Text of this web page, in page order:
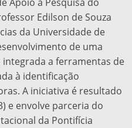
Apoio à Pesquisa do
Edilson de Souza
da Universidade de
de uma
a ferramentas de
à identificação
A iniciativa é resultado
e envolve parceria do
da Pontifícia